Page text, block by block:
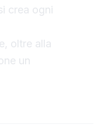
crea ogni
oltre alla
un